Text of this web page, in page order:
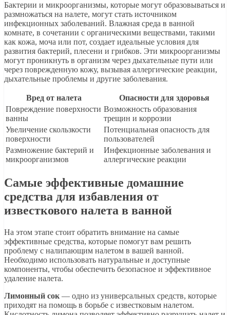
Бактерии и микроорганизмы, которые могут образовываться и
размножаться на налете, могут стать источником
инфекционных заболеваний. Влажная среда в ванной
комнате, в сочетании с органическими веществами, такими
как кожа, моча или пот, создает идеальные условия для
развития бактерий, плесени и грибков. Эти микроорганизмы
могут проникнуть в организм через дыхательные пути или
через поврежденную кожу, вызывая аллергические реакции,
дыхательные проблемы и другие заболевания.
Вред от налета
Опасности для здоровья
Повреждение поверхности
ванны
Возможность образования
трещин и коррозии
Увеличение скользкости
поверхности
Потенциальная опасность для
пользователей
Размножение бактерий и
микроорганизмов
Инфекционные заболевания и
аллергические реакции
Самые эффективные домашние
средства для избавления от
известкового налета в ванной
На этом этапе стоит обратить внимание на самые
эффективные средства, которые помогут вам решить
проблему с налипающим налетом в вашей ванной.
Необходимо использовать натуральные и доступные
компоненты, чтобы обеспечить безопасное и эффективное
удаление налета.
Лимонный сок — одно из универсальных средств, которые
приходят на помощь в борьбе с известковым налетом.